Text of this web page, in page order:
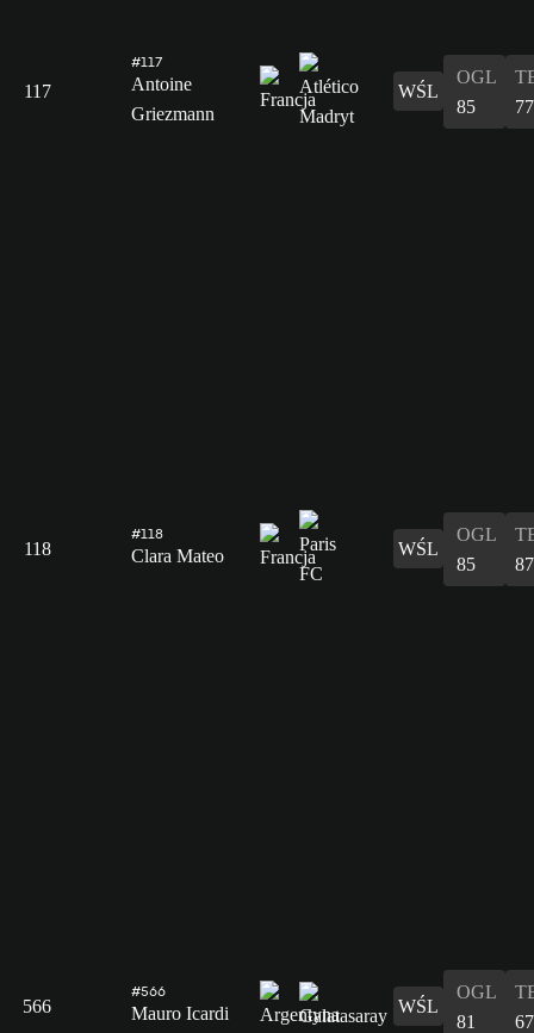
117
#117
Antoine
Griezmann
WŚL
OGL
85
77
118
#118
Clara Mateo WŚL
OGL
85
87
566
#566
Mauro Icardi WŚL
OGL
81
67